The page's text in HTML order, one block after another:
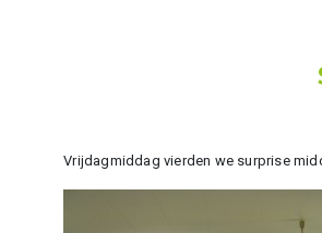
Vrijdagmiddag vierden we surprise